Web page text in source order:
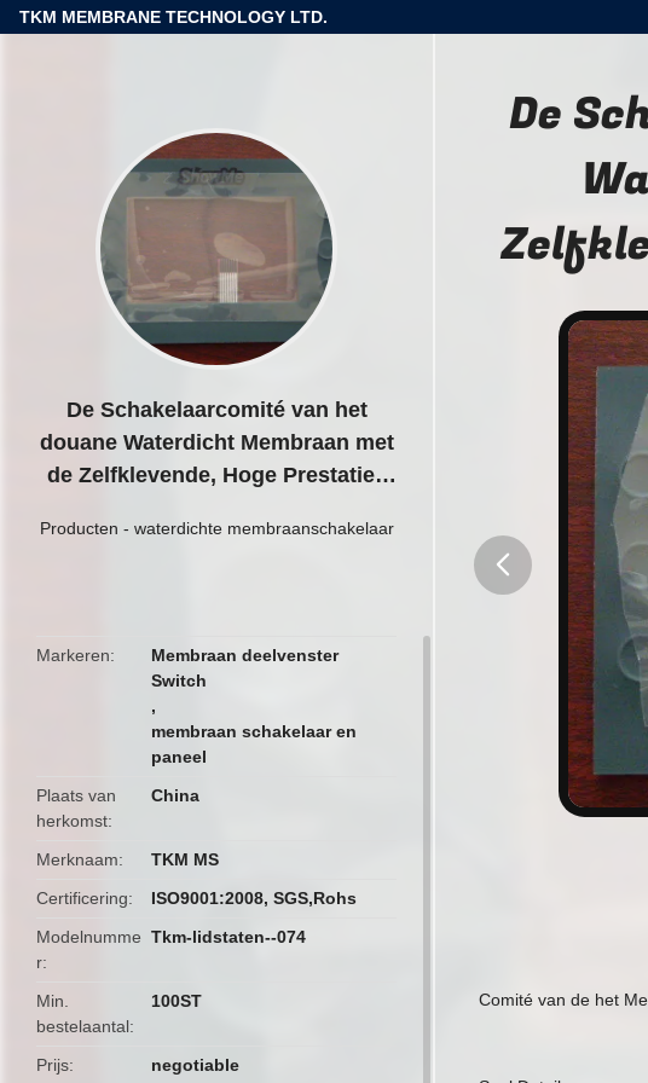
TKM MEMBRANE TECHNOLOGY LTD.
De Schakelaarcomité van het
douane Waterdicht Membraan met
de Zelfklevende, Hoge Prestaties
Producten - waterdichte membraanschakelaar
Markeren
Membraan deelvenster
Switch
,
membraan schakelaar en
paneel
Plaats van
herkomst
China
Merknaam
TKM MS
Certificering
ISO9001:2008, SGS,Rohs
Modelnumme
r
Tkm-lidstaten--074
Min.
bestelaantal
100ST
Prijs negotiable
De
Comité van de het